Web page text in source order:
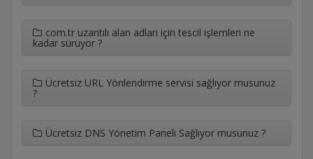
com.tr uzantılı alan adları için tescil işlemleri ne
kadar sürüyor ?
Ücretsiz URL Yönlendirme servisi sağlıyor musunuz
?
Ücretsiz DNS Yönetim Paneli Sağlıyor musunuz ?